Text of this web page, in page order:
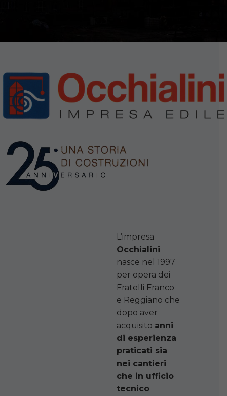
L’impresa
Occhialini
nasce nel 1997
per opera dei
Fratelli Franco
e Reggiano che
dopo aver
acquisito anni
di esperienza
praticati sia
nei cantieri
che in ufficio
tecnico